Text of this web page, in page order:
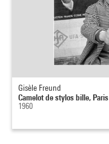
Gisèle Freund
Camelot de stylos bille, Paris
1960